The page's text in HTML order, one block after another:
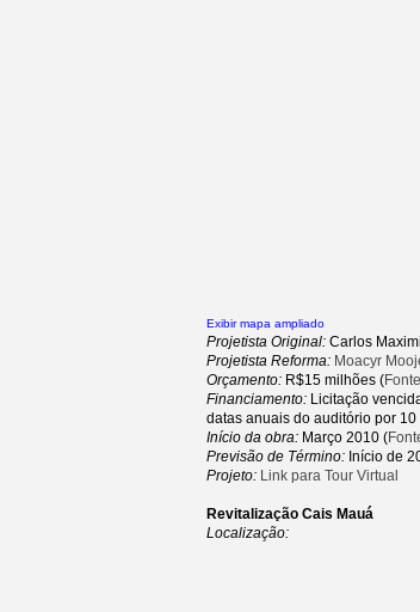
Exibir mapa ampliado
Projetista Original: Carlos
Projetista Reforma: Moacyr
Orçamento: R$15 milhões (Fonte
Financiamento: Licitação
datas anuais do auditório por
Início da obra: Março 2010 (
Previsão de Término: Início de
Projeto: Link para Tour Virtual
Revitalização Cais Mauá
Localização: